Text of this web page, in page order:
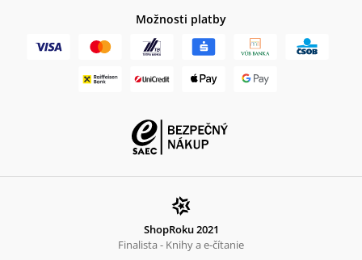
Možnosti platby
ShopRoku 2021
Finalista - Knihy a e-čítanie